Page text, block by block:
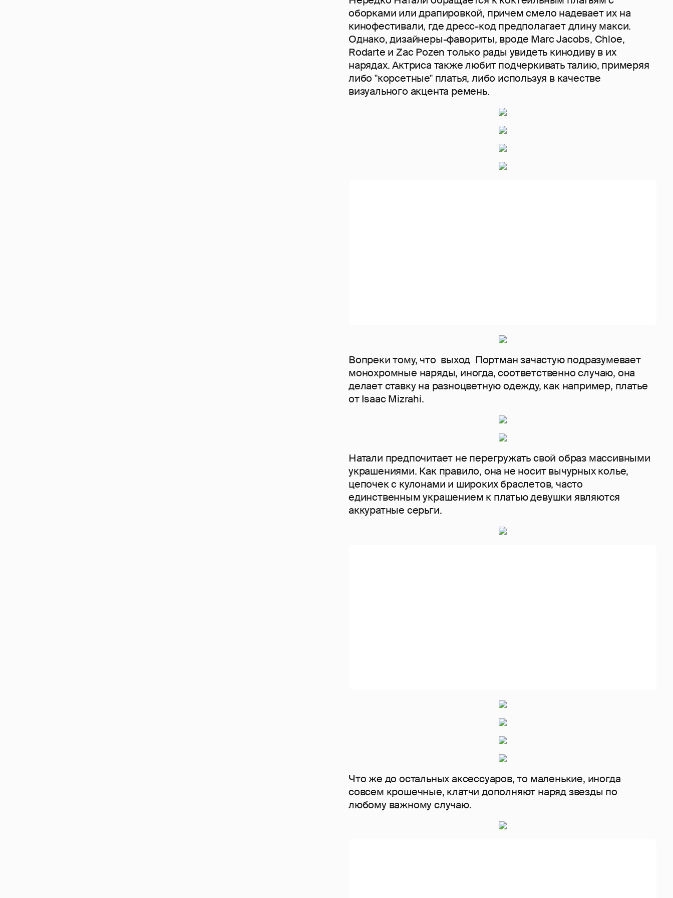
оборками или драпировкой, причем смело надевает их на
кинофестивали, где дресс-код предполагает длину макси.
Однако, дизайнеры-фавориты, вроде Marc Jacobs, Chloe,
Rodarte и Zac Pozen только рады увидеть кинодиву в их
нарядах. Актриса также любит подчеркивать талию, примеряя
либо "корсетные" платья, либо используя в качестве
визуального акцента ремень.
Вопреки тому, что выход Портман зачастую подразумевает
монохромные наряды, иногда, соответственно случаю, она
делает ставку на разноцветную одежду, как например, платье
от Isaac Mizrahi.
Натали предпочитает не перегружать свой образ массивными
украшениями. Как правило, она не носит вычурных колье,
цепочек с кулонами и широких браслетов, часто
единственным украшением к платью девушки являются
аккуратные серьги.
Что же до остальных аксессуаров, то маленькие, иногда
совсем крошечные, клатчи дополняют наряд звезды по
любому важному случаю.